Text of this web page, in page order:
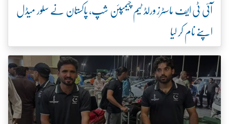
آئی ٹی ایف ماسٹرز ورلڈ ٹیم چیمپئن شپ، پاکستان نے سلور میڈل
اپنے نام کر لیا